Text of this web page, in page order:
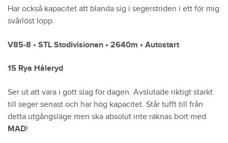
Har också kapacitet att blanda sig i segerstriden i ett för mig
svårlöst lopp.
V85-8 • STL Stodivisionen • 2640m • Autostart
15 Rya Håleryd
Ser ut att vara i gott slag för dagen. Avslutade riktigt starkt
till seger senast och har hög kapacitet. Står tufft till från
detta utgångsläge men ska absolut inte räknas bort med
MAD!